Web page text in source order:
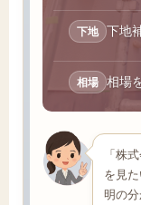
下地 下地
相場 相場
「株
を見
明の